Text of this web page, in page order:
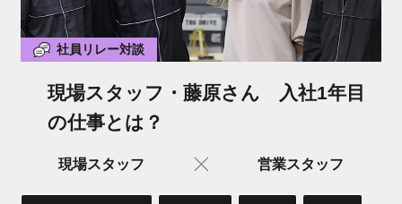
社員リレー対談
現場スタッフ・藤原さん 入社1年目
の仕事とは？
現場スタッフ 営業スタッフ